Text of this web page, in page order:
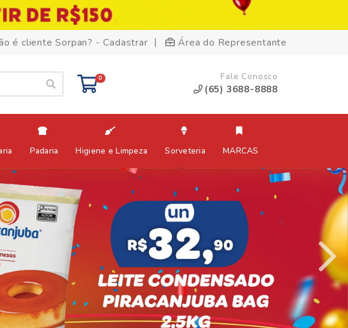
é cliente Sorpan? - Cadastrar | Área do Representante
0 Fale Conosco
(65) 3688-8888
Padaria Higiene e Limpeza Sorveteria MARCAS